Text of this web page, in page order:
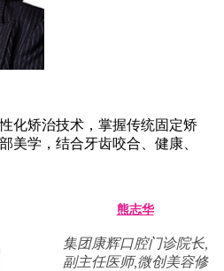
化矫治技术，掌握传统固定矫
美学，结合牙齿咬合、健康、
熊志华
集团康辉口腔门诊院长,
副主任医师,微创美容修